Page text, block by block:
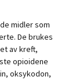
midler som
De brukes
av kreft,
opioidene
oksykodon,